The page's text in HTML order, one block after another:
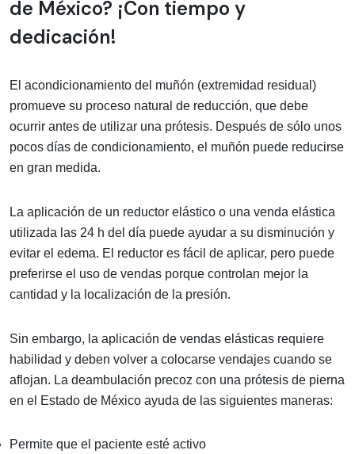
de México? ¡Con tiempo y
dedicación!
El acondicionamiento del muñón (extremidad residual)
promueve su proceso natural de reducción, que debe
ocurrir antes de utilizar una prótesis. Después de sólo unos
pocos días de condicionamiento, el muñón puede reducirse
en gran medida.
La aplicación de un reductor elástico o una venda elástica
utilizada las 24 h del día puede ayudar a su disminución y
evitar el edema. El reductor es fácil de aplicar, pero puede
preferirse el uso de vendas porque controlan mejor la
cantidad y la localización de la presión.
Sin embargo, la aplicación de vendas elásticas requiere
habilidad y deben volver a colocarse vendajes cuando se
aflojan. La deambulación precoz con una prótesis de pierna
en el Estado de México ayuda de las siguientes maneras:
Permite que el paciente esté activo